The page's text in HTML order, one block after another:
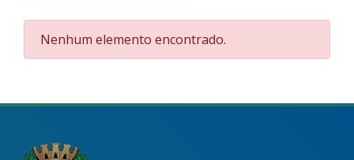
Nenhum elemento encontrado.